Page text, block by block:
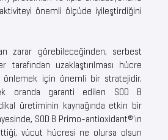
önemli ölçüde iyileştirdiğini
zarar görebileceğinden, serbest
tarafından uzaklaştırılması hücre
önlemek için önemli bir stratejidir.
oranda garanti edilen SOD B
üretiminin kaynağında etkin bir
SOD B Primo-antioxidant®'ın
vücut hücresi ne olursa olsun